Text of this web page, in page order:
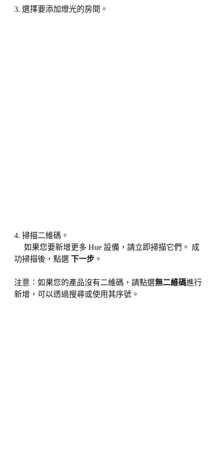
3. 選擇要添加燈光的房間。
4. 掃描二維碼。
如果您要新增更多 Hue 設備，請立即掃描它們。 成
功掃描後，點選
下一步。
注意：如果您的產品沒有二維碼，請點選無二維碼進行
新增，可以透過搜尋或使用其序號。